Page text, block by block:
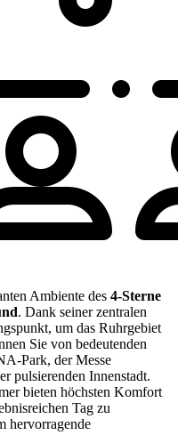
Ambiente des 4-Sterne
. Dank seiner zentralen
um das Ruhrgebiet
Sie von bedeutenden
Park, der Messe
pulsierenden Innenstadt.
bieten höchsten Komfort
Tag zu
hervorragende